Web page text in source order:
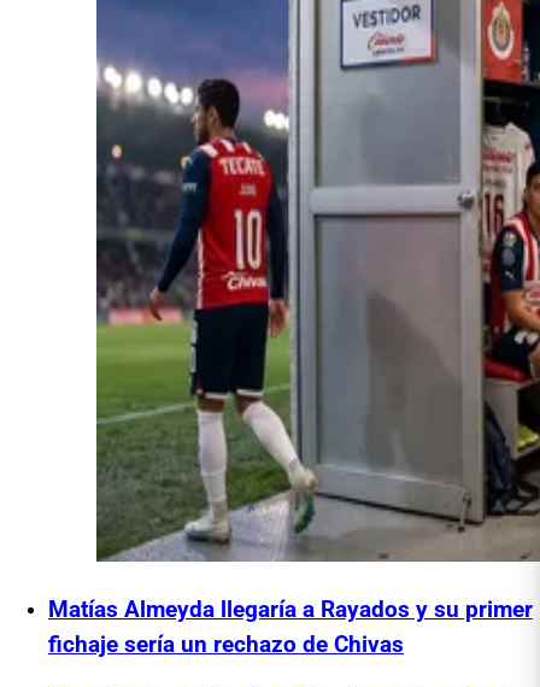
Matías Almeyda llegaría a Rayados y su primer
fichaje sería un rechazo de Chivas